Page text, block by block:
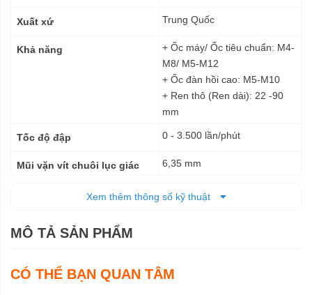
Xuất xứ Trung Quốc
Khả năng
+ Ốc máy/ Ốc tiêu chuẩn: M4-
M8/ M5-M12
+ Ốc đàn hồi cao: M5-M10
+ Ren thô (Ren dài): 22 -90
mm
Tốc độ đập 0 - 3.500 lần/phút
Mũi vặn vít chuôi lục giác 6,35 mm
Tốc độ không tải 0 - 2.600 vòng/phút
Kích thước (DxRxC) 153 x 66 x 204 mm
Xem thêm thông số kỹ thuật
MÔ TẢ SẢN PHẨM
CÓ THỂ BẠN QUAN TÂM